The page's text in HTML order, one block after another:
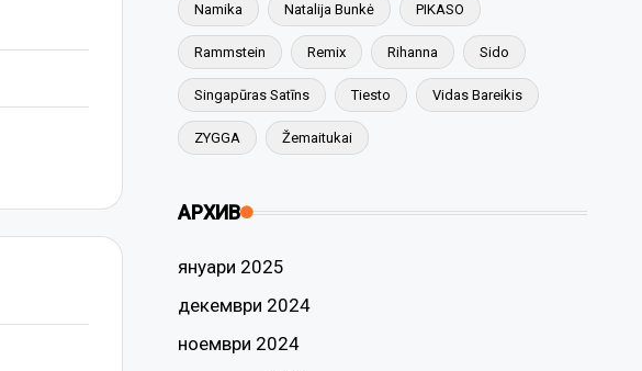
Namika Natalija Bunkė PIKASO
Rammstein Remix Rihanna Sido
Singapūras Satīns Tiesto Vidas Bareikis
ZYGGA Žemaitukai
АРХИВ
януари 2025
декември 2024
ноември 2024